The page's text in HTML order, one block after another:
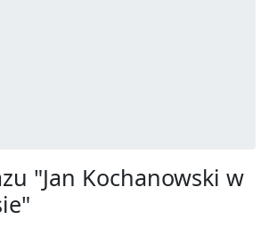
"Jan Kochanowski w